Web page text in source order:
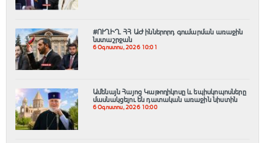
#ՈՒՂԻՂ․ ՀՀ ԱԺ իններորդ գումարման առաջին
նստաշրջան
6 Օգոստոս, 2026 10:01
Ամենայն Հայոց Կաթողիկոսը և եպիսկոպոսները
մասնակցելու են դատական առաջին նիստին
6 Օգոստոս, 2026 10:00